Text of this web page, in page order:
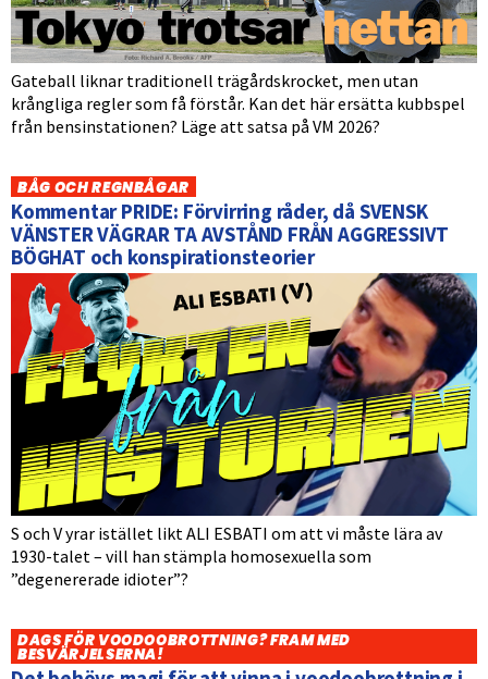
Gateball liknar traditionell trägårdskrocket, men utan
krångliga regler som få förstår. Kan det här ersätta kubbspel
från bensinstationen? Läge att satsa på VM 2026?
BÅG OCH REGNBÅGAR
Kommentar PRIDE: Förvirring råder, då SVENSK
VÄNSTER VÄGRAR TA AVSTÅND FRÅN AGGRESSIVT
BÖGHAT och konspirationsteorier
S och V yrar istället likt ALI ESBATI om att vi måste lära av
1930-talet – vill han stämpla homosexuella som
”degenererade idioter”?
DAGS FÖR VOODOOBROTTNING? FRAM MED
BESVÄRJELSERNA!